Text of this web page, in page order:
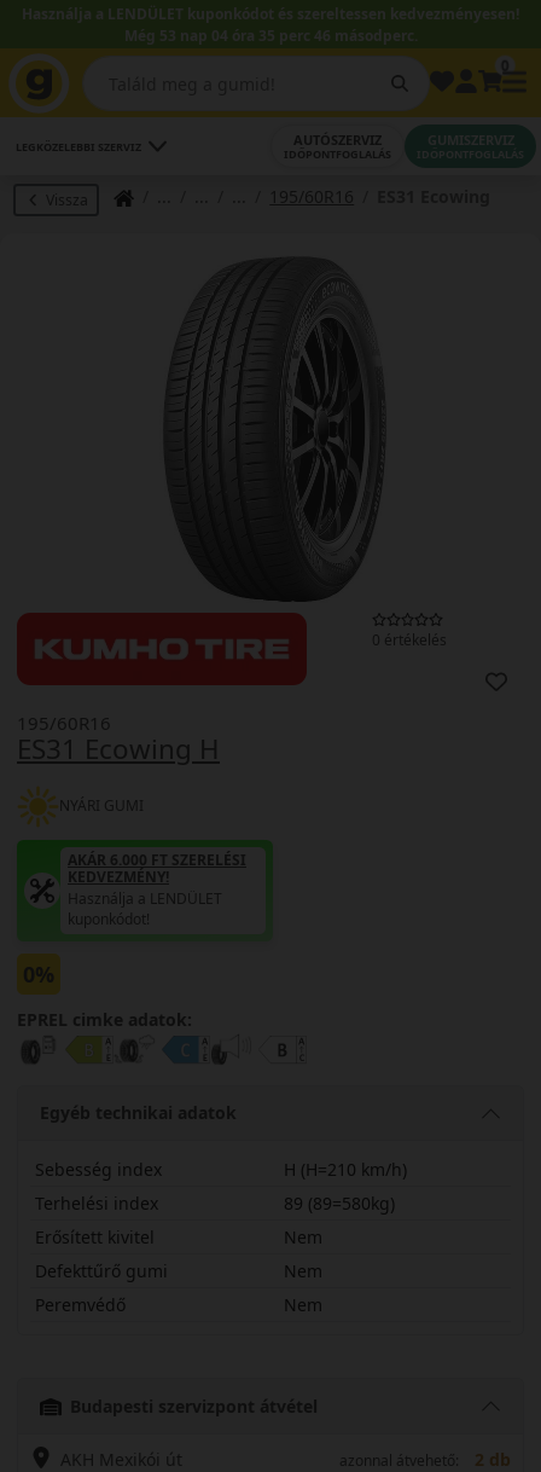
Használja a LENDÜLET kuponkódot és szereltessen kedvezményesen!
Még 53 nap 04 óra 35 perc 45 másodperc.
LEGKÖZELEBBI SZERVIZ AUTÓSZERVIZ
IDŐPONTFOGLALÁS
GUMISZERVIZ
IDŐPONTFOGLALÁS
Vissza 195/60R16
0 értékelés
ES31 Ecowing H
195/60R16
NYÁRI GUMI
AKÁR 6.000 FT SZERELÉSI
KEDVEZMÉNY!
Használja a LENDÜLET
kuponkódot!
0%
EPREL cimke adatok:
Egyéb technikai adatok
Sebesség index
H (H=210 km/h)
Terhelési index
89 (89=580kg)
Erősített kivitel
Nem
Defekttűrő gumi
Nem
Peremvédő
Nem
Budapesti szervizpont átvétel
AKH Mexikói út azonnal átvehető: 2 db